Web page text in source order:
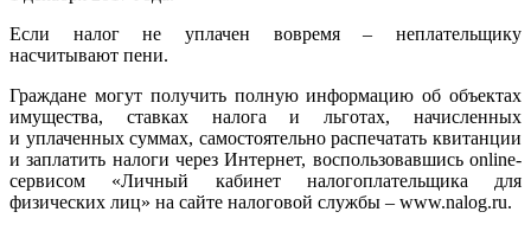
Если налог не уплачен вовремя – неплательщику
насчитывают пени.
Граждане могут получить полную информацию об объектах
имущества, ставках налога и льготах, начисленных
и уплаченных суммах, самостоятельно распечатать квитанции
и заплатить налоги через Интернет, воспользовавшись online-
сервисом «Личный кабинет налогоплательщика для
физических лиц» на сайте налоговой службы – www.nalog.ru.